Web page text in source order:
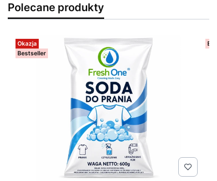
Polecane produkty
Okazja
Bestseller